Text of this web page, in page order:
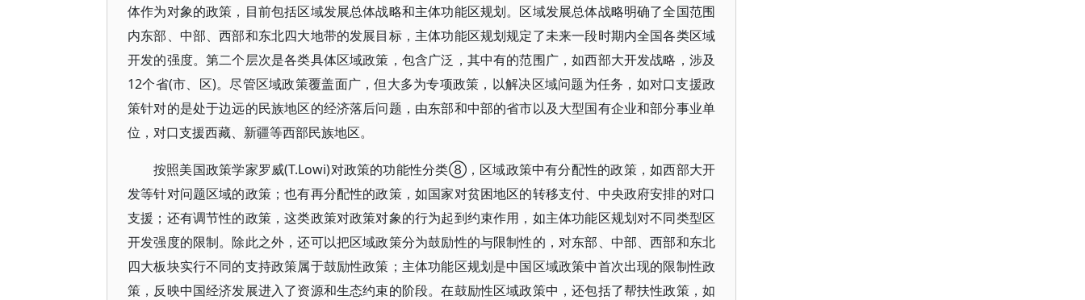
体作为对象的政策，目前包括区域发展总体战略和主体功能区规划。区域发展总体战略明确了全国范围
内东部、中部、西部和东北四大地带的发展目标，主体功能区规划规定了未来一段时期内全国各类区域
开发的强度。第二个层次是各类具体区域政策，包含广泛，其中有的范围广，如西部大开发战略，涉及
12个省(市、区)。尽管区域政策覆盖面广，但大多为专项政策，以解决区域问题为任务，如对口支援政
策针对的是处于边远的民族地区的经济落后问题，由东部和中部的省市以及大型国有企业和部分事业单
位，对口支援西藏、新疆等西部民族地区。
按照美国政策学家罗威(T.Lowi)对政策的功能性分类⑧，区域政策中有分配性的政策，如西部大开
发等针对问题区域的政策；也有再分配性的政策，如国家对贫困地区的转移支付、中央政府安排的对口
支援；还有调节性的政策，这类政策对政策对象的行为起到约束作用，如主体功能区规划对不同类型区
开发强度的限制。除此之外，还可以把区域政策分为鼓励性的与限制性的，对东部、中部、西部和东北
四大板块实行不同的支持政策属于鼓励性政策；主体功能区规划是中国区域政策中首次出现的限制性政
策，反映中国经济发展进入了资源和生态约束的阶段。在鼓励性区域政策中，还包括了帮扶性政策，如